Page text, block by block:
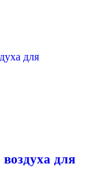
для